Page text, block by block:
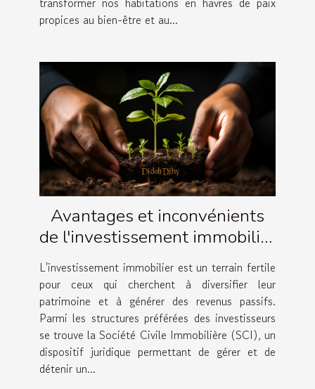
propices au bien-être et au...
Avantages et inconvénients
de l'investissement immobilier
via une SCI
L'investissement immobilier est un terrain fertile
pour ceux qui cherchent à diversifier leur
patrimoine et à générer des revenus passifs.
Parmi les structures préférées des investisseurs
se trouve la Société Civile Immobilière (SCI), un
dispositif juridique permettant de gérer et de
détenir un...